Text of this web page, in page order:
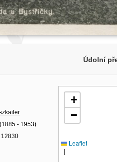
Údolní
- 1953)
12830
+
−
Leaflet
|